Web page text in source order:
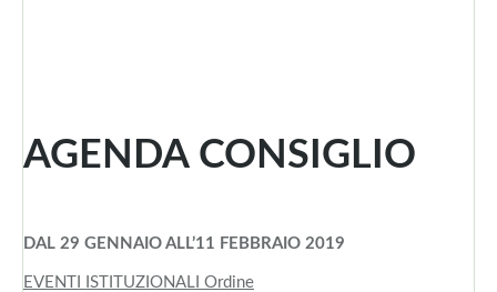
AGENDA CONSIGLIO
DAL 29 GENNAIO ALL’11 FEBBRAIO 2019
EVENTI ISTITUZIONALI Ordine